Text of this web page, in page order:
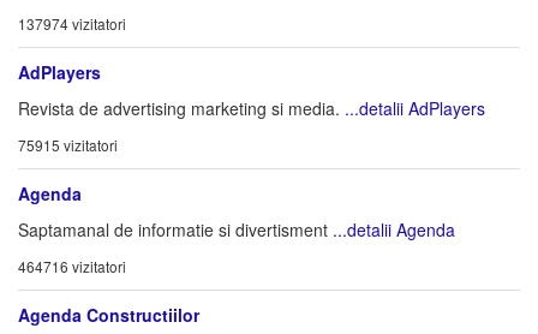
137974 vizitatori
AdPlayers
Revista de advertising marketing si media. ...detalii AdPlayers
75915 vizitatori
Agenda
Saptamanal de informatie si divertisment ...detalii Agenda
464716 vizitatori
Agenda Constructiilor